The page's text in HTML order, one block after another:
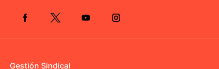
Gestión Sindical